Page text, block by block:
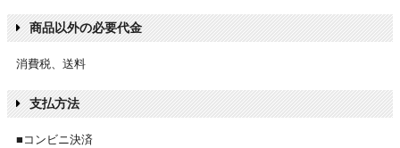
商品以外の必要代金
消費税、送料
支払方法
■コンビニ決済